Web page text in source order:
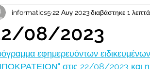
Θέσεων
08/2023
informatics5 22 Αυγ 2023διαβάστηκε 1 λεπτά
εφημερευόντων
στις 22/08/2023 και